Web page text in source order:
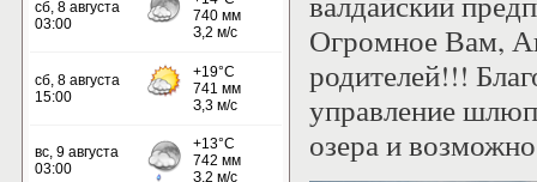
Огромное Вам,
родителей!!!
управление
озера и